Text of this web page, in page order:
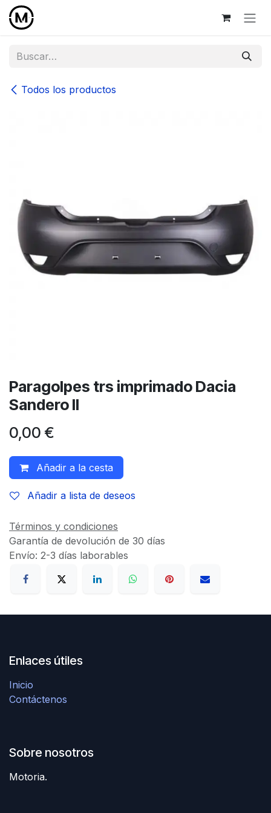
Ir al contenido
Todos los productos
Paragolpes trs imprimado Dacia
Sandero II
0,00 €
Añadir a la cesta
Añadir a lista de deseos
Términos y condiciones
Garantía de devolución de 30 días
Envío: 2-3 días laborables
Enlaces útiles
Inicio
Contáctenos
Sobre nosotros
Motoria.